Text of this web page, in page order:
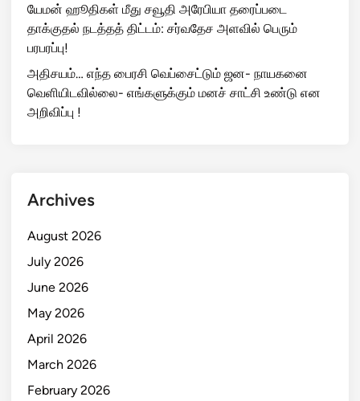
யேமன் ஹூதிகள் மீது சவூதி அரேபியா தரைப்படை
தாக்குதல் நடத்தத் திட்டம்: சர்வதேச அளவில் பெரும்
பரபரப்பு!
அதிசயம்… எந்த பைரசி வெப்சைட்டும் ஜன- நாயகனை
வெளியிடவில்லை- எங்களுக்கும் மனச் சாட்சி உண்டு என
அறிவிப்பு !
Archives
August 2026
July 2026
June 2026
May 2026
April 2026
March 2026
February 2026